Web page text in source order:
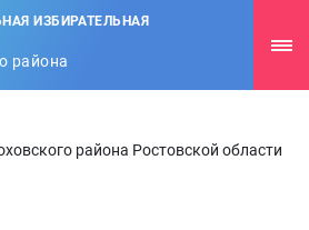
ИЗБИРАТЕЛЬНАЯ
района
района Ростовской области